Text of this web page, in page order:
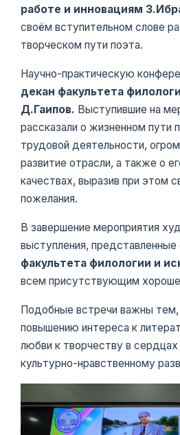
работе и инновациям
своём вступительном слове
творческом пути поэта.
Научно-практическую
декан факультета
Д.Гаипов. Выступившие на
рассказали о жизненном пути
трудовой деятельности,
развитие отрасли, а также о
качествах, выразив при этом
пожелания.
В завершение мероприятия
выступления,
факультета филологии и
всем присутствующим
Подобные встречи важны
повышению интереса к
любви к творчеству в
культурно-нравственному